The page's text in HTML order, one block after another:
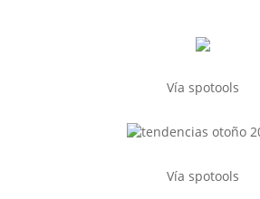
Vía spotools
Vía spotools